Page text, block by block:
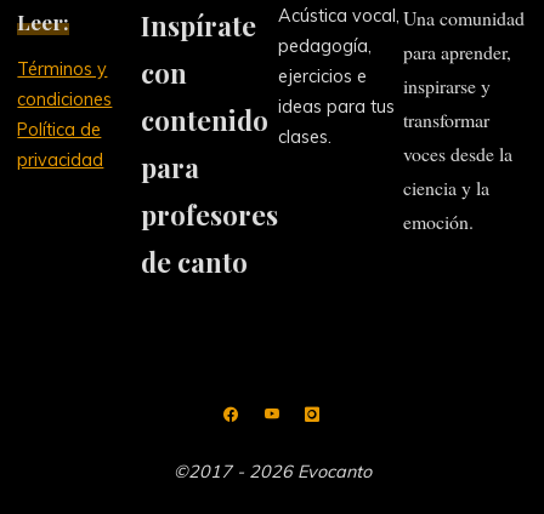
frustración
cantar"
Leer:
Términos y
condiciones
Política de
privacidad
Inspírate
con
contenido
para
profesores
de canto
Acústica vocal,
pedagogía,
ejercicios e
ideas para tus
clases.
Una comunidad
para aprender,
inspirarse y
transformar
voces desde la
ciencia y la
emoción.
©2017 - 2026 Evocanto